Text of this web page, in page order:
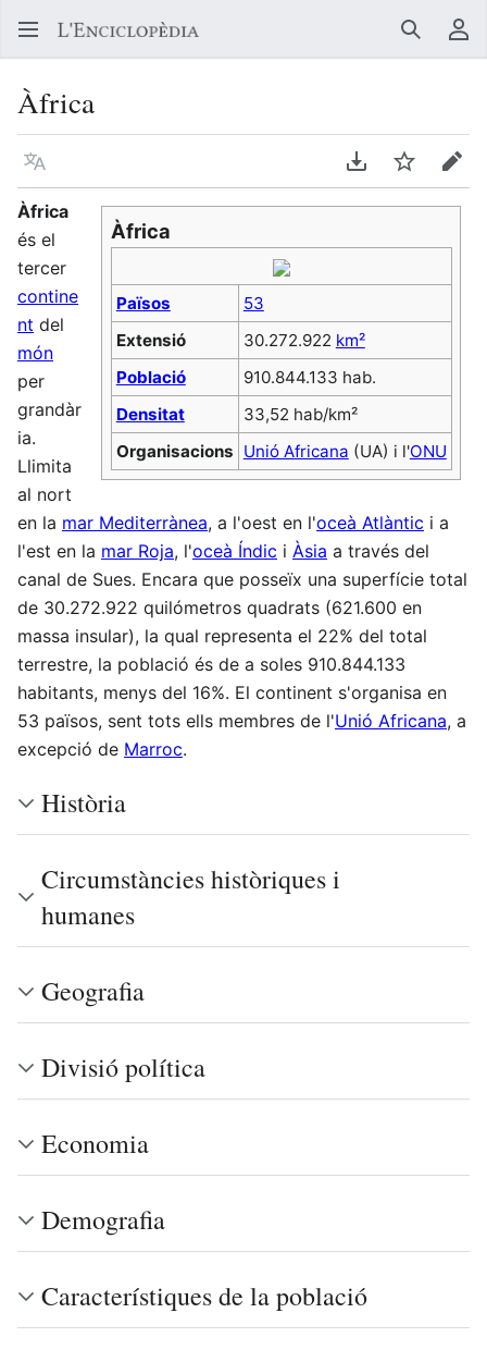
Buscar
Àfrica
Llegir en un atre idioma Descarregar en
Vigilar
Àfrica
Països
53
Extensió
30.272.922 km²
Població
910.844.133 hab.
Densitat
33,52 hab/km²
Organisacions Unió Africana (UA) i l'ONU
Àfrica
és el
tercer
contine
nt del
món
per
grandàr
ia.
Llimita
al nort
en la mar Mediterrànea, a l'oest en l'oceà Atlàntic i a
l'est en la mar Roja, l'oceà Índic i Àsia a través del
canal de Sues. Encara que posseïx una superfície total
de 30.272.922 quilómetros quadrats (621.600 en
massa insular), la qual representa el 22% del total
terrestre, la població és de a soles 910.844.133
habitants, menys del 16%. El continent s'organisa en
53 països, sent tots ells membres de l'Unió Africana, a
excepció de Marroc.
Història
Circumstàncies històriques i
humanes
Geografia
Divisió política
Economia
Demografia
Característiques de la població